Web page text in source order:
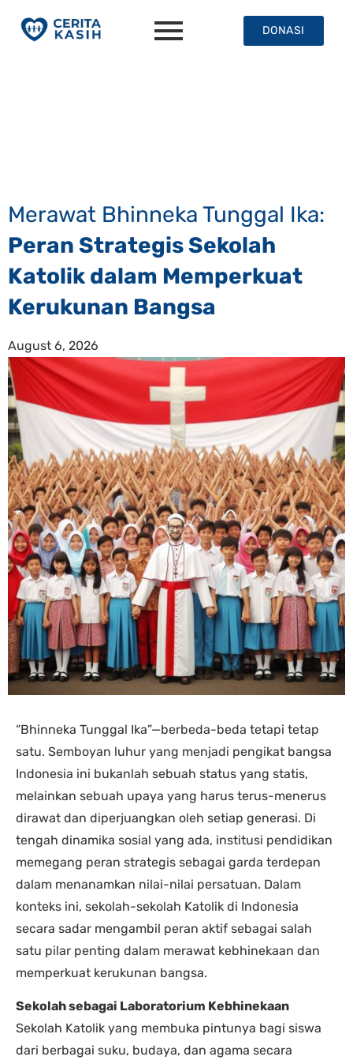
Merawat Bhinneka Tunggal Ika:
Peran Strategis Sekolah
Katolik dalam Memperkuat
Kerukunan Bangsa
August 6, 2026
DONASI
“Bhinneka Tunggal Ika”—berbeda-beda tetapi tetap
satu. Semboyan luhur yang menjadi pengikat bangsa
Indonesia ini bukanlah sebuah status yang statis,
melainkan sebuah upaya yang harus terus-menerus
dirawat dan diperjuangkan oleh setiap generasi. Di
tengah dinamika sosial yang ada, institusi pendidikan
memegang peran strategis sebagai garda terdepan
dalam menanamkan nilai-nilai persatuan. Dalam
konteks ini, sekolah-sekolah Katolik di Indonesia
secara sadar mengambil peran aktif sebagai salah
satu pilar penting dalam merawat kebhinekaan dan
memperkuat kerukunan bangsa.
Sekolah sebagai Laboratorium Kebhinekaan
Sekolah Katolik yang membuka pintunya bagi siswa
dari berbagai suku, budaya, dan agama secara